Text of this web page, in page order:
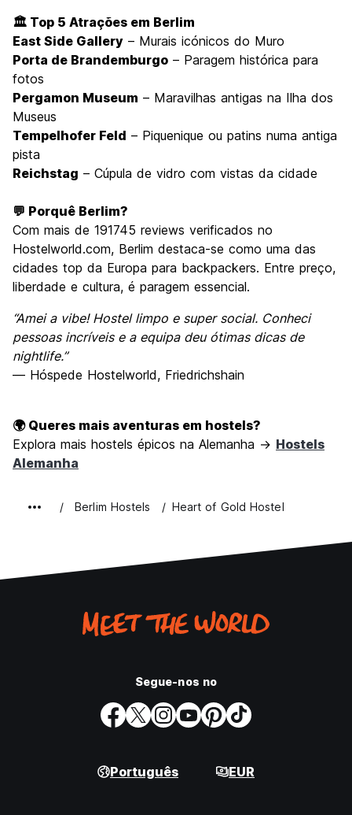
🏛️ Top 5 Atrações em Berlim
East Side Gallery – Murais icónicos do Muro
Porta de Brandemburgo – Paragem histórica para
fotos
Pergamon Museum – Maravilhas antigas na Ilha dos
Museus
Tempelhofer Feld – Piquenique ou patins numa antiga
pista
Reichstag – Cúpula de vidro com vistas da cidade
💬 Porquê Berlim?
Com mais de 191745 reviews verificados no
Hostelworld.com, Berlim destaca-se como uma das
cidades top da Europa para backpackers. Entre preço,
liberdade e cultura, é paragem essencial.
“Amei a vibe! Hostel limpo e super social. Conheci
pessoas incríveis e a equipa deu ótimas dicas de
nightlife.”
— Hóspede Hostelworld, Friedrichshain
🌍 Queres mais aventuras em hostels?
Explora mais hostels épicos na Alemanha → Hostels
Alemanha
Berlim Hostels Heart of Gold Hostel
Segue-nos no
Português EUR